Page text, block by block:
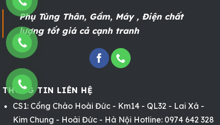
Phụ Tùng Thân, Gầm, Máy , Điện chất
lượng tốt giá cả cạnh tranh
THÔNG TIN LIÊN HỆ
CS1: Cổng Chào Hoài Đức - Km14 - QL32 - Lai Xá -
Kim Chung - Hoài Đức - Hà Nội Hotline: 0974 642 328